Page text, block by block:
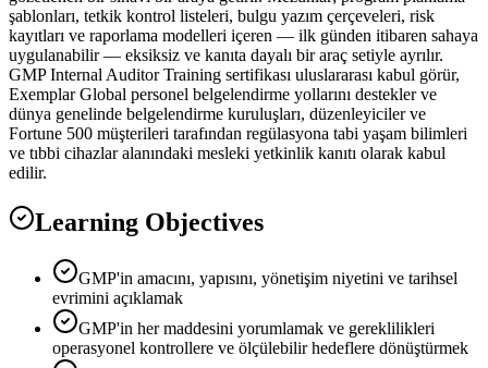
şablonları, tetkik kontrol listeleri, bulgu yazım çerçeveleri, risk
kayıtları ve raporlama modelleri içeren — ilk günden itibaren sahaya
uygulanabilir — eksiksiz ve kanıta dayalı bir araç setiyle ayrılır.
GMP Internal Auditor Training sertifikası uluslararası kabul görür,
Exemplar Global personel belgelendirme yollarını destekler ve
dünya genelinde belgelendirme kuruluşları, düzenleyiciler ve
Fortune 500 müşterileri tarafından regülasyona tabi yaşam bilimleri
ve tıbbi cihazlar alanındaki mesleki yetkinlik kanıtı olarak kabul
edilir.
Learning Objectives
GMP'in amacını, yapısını, yönetişim niyetini ve tarihsel
evrimini açıklamak
GMP'in her maddesini yorumlamak ve gereklilikleri
operasyonel kontrollere ve ölçülebilir hedeflere dönüştürmek